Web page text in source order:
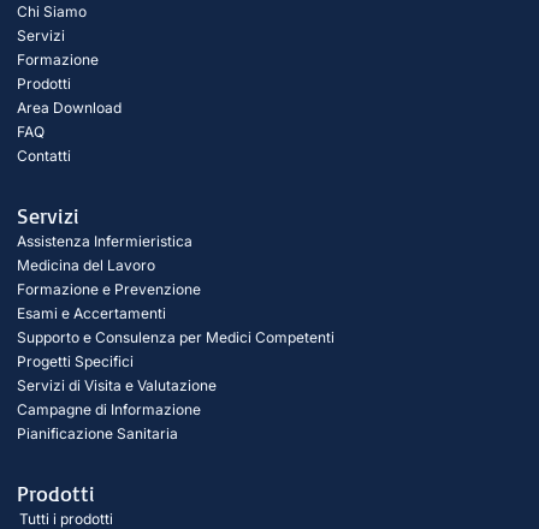
Chi Siamo
Servizi
Formazione
Prodotti
Area Download
FAQ
Contatti
Servizi
Assistenza Infermieristica
Medicina del Lavoro
Formazione e Prevenzione
Esami e Accertamenti
Supporto e Consulenza per Medici Competenti
Progetti Specifici
Servizi di Visita e Valutazione
Campagne di Informazione
Pianificazione Sanitaria
Prodotti
Tutti i prodotti